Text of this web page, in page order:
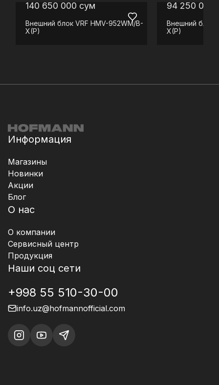
140 650 000 сум
Внешний блок VRF HMV-952WM/B-
X(P)
94 250 000
Внешний блок
X(P)
Информация
Магазины
Новинки
Акции
Блог
О нас
О компании
Сервисный центр
Продукция
Наши соц сети
+998 55 510-30-00
info.uz@hofmannofficial.com